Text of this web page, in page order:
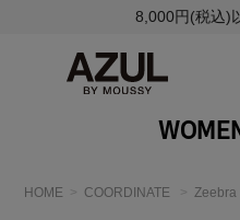
8,000円(税込)
HOME COORDINATE Zeebra